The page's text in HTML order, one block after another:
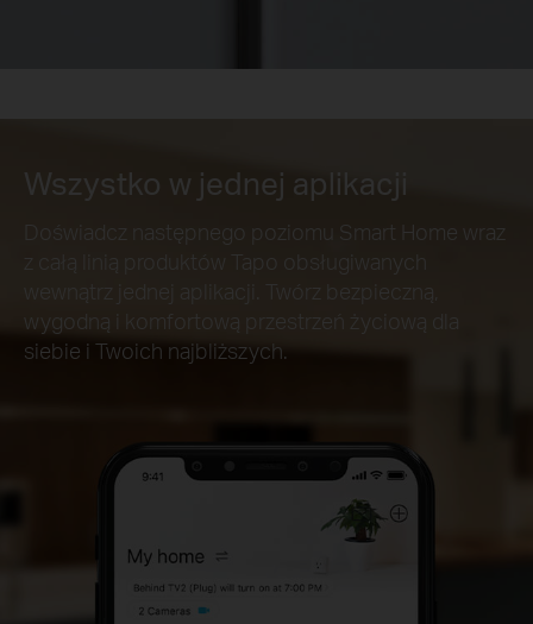
Wszystko w jednej aplikacji
Doświadcz następnego poziomu Smart Home wraz
z całą linią produktów Tapo obsługiwanych
wewnątrz jednej aplikacji. Twórz bezpieczną,
wygodną i komfortową przestrzeń życiową dla
siebie i Twoich najbliższych.